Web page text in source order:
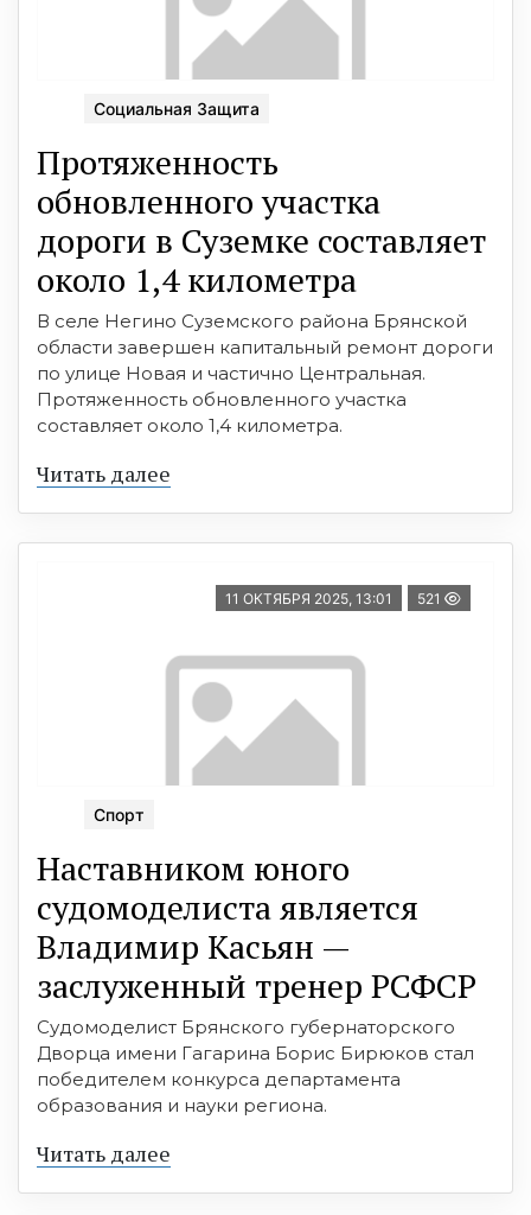
Социальная Защита
Протяженность
обновленного участка
дороги в Суземке составляет
около 1,4 километра
В селе Негино Суземского района Брянской
области завершен капитальный ремонт дороги
по улице Новая и частично Центральная.
Протяженность обновленного участка
составляет около 1,4 километра.
Читать далее
11 ОКТЯБРЯ 2025, 13:01 521
Спорт
Наставником юного
судомоделиста является
Владимир Касьян —
заслуженный тренер РСФСР
Судомоделист Брянского губернаторского
Дворца имени Гагарина Борис Бирюков стал
победителем конкурса департамента
образования и науки региона.
Читать далее